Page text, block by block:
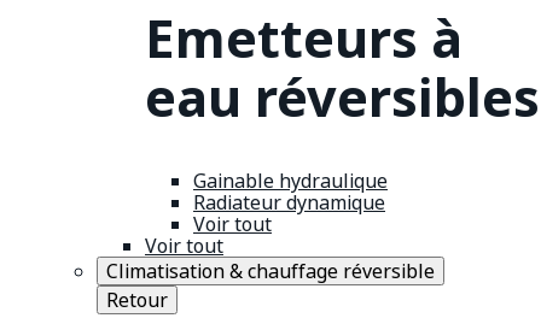
Emetteurs à
eau réversibles
Gainable hydraulique
Radiateur dynamique
Voir tout
Voir tout
Climatisation & chauffage réversible
Retour